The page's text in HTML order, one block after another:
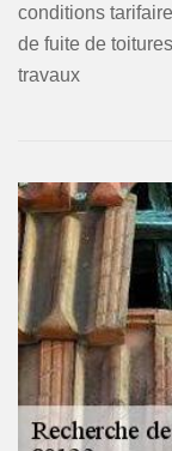
conditions
de fuite de
travaux